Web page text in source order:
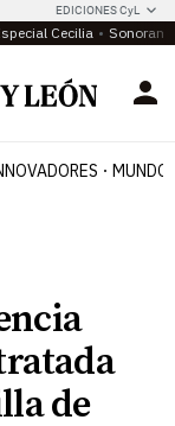
EDICIONES CyL
Cecilia
MUNDO
de